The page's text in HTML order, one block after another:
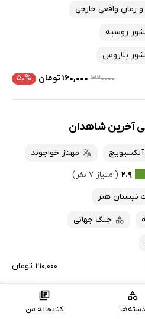
دسته‌ها کتابخانه من
و رمان واقعی خارجی
روسیه
بلاروس
۳۲۰۰۰۰ ۱۶۰,۰۰۰ تومان ۵۰%
آخرین شاهدان
آلکسیویچ
مهناز خواجوند
۲.۹ (امتیاز ۷ نفر)
نیستان هنر
جنگ جهانی
۲۱۰,۰۰۰ تومان
چرنوبیل